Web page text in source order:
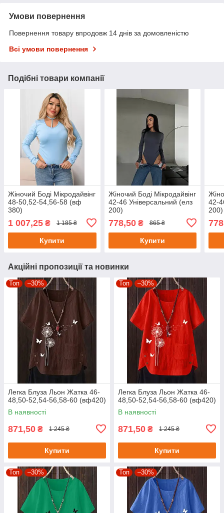
Умови повернення
Повернення товару впродовж 14 днів за домовленістю
Всі умови повернення
Подібні товари компанії
Жіночий Боді Мікродайвінг
48-50,52-54,56-58 (вф
380)
1 007,25 ₴ 1 185 ₴
Купити
Жіночий Боді Мікродайвінг
42-46 Універсальний (елз
200)
778,50₴ 865 ₴
Купити
42-
200)
Акційні пропозиції та новинки
Топ –30%
Легка Блуза Льон Жатка 46-
48,50-52,54-56,58-60 (вф420)
В наявності
871,50 ₴ 1 245 ₴
Купити
Топ –30%
Легка Блуза Льон Жатка 46-
48,50-52,54-56,58-60 (вф420)
В наявності
871,50 ₴ 1 245 ₴
Купити
Топ –30% Топ –30%